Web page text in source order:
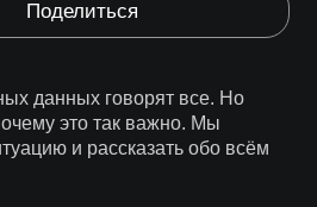
Поделиться
данных говорят все. Но
это так важно. Мы
и рассказать обо всём